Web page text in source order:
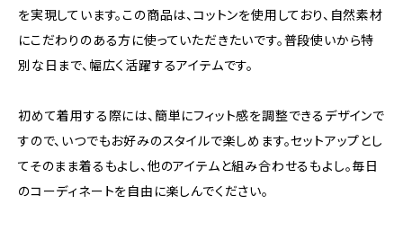
を実現しています。この商品は、コットンを使用しており、自然素材
にこだわりのある方に使っていただきたいです。普段使いから特
別な日まで、幅広く活躍するアイテムです。
初めて着用する際には、簡単にフィット感を調整できるデザインで
すので、いつでもお好みのスタイルで楽しめます。セットアップとし
てそのまま着るもよし、他のアイテムと組み合わせるもよし。毎日
のコーディネートを自由に楽しんでください。